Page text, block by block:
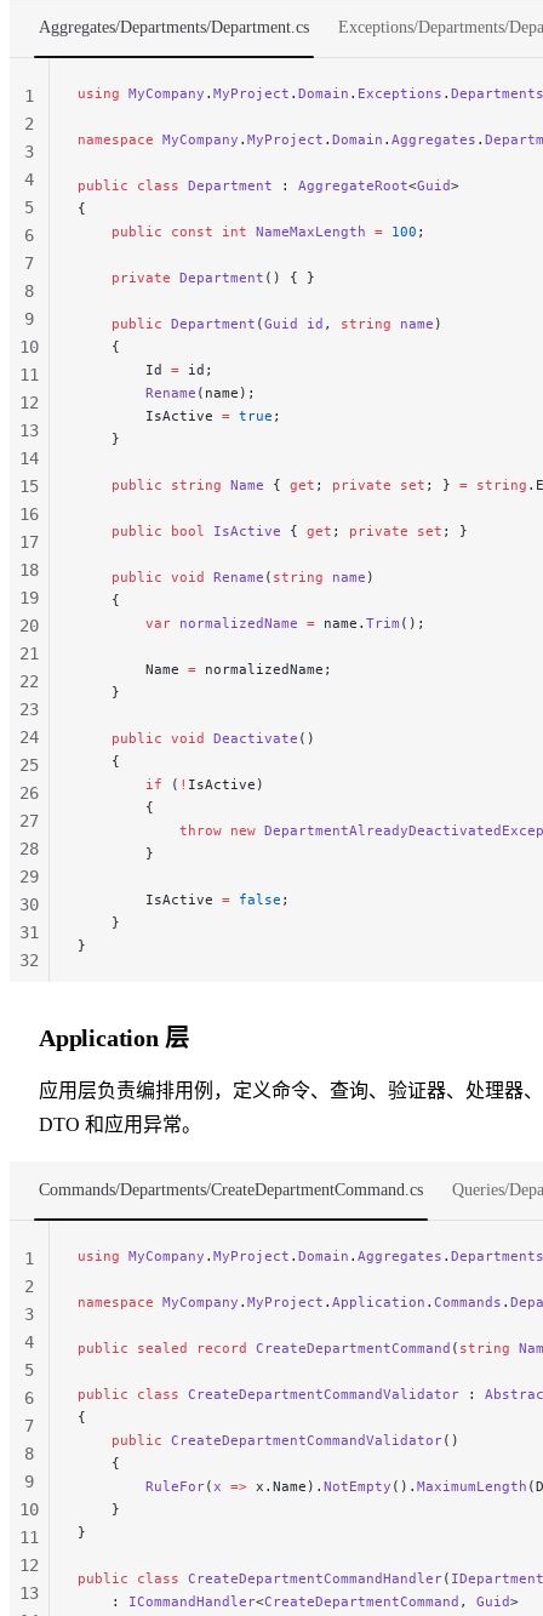
Aggregates/Departments/Department.cs Exceptions/Departments/
using MyCompany . MyProject . Domain . Exceptions . Departments
namespace MyCompany . MyProject . Domain . Aggregates .
public class Department : AggregateRoot<Guid>
{
    public
const int NameMaxLength = 100 ;
    private
Department () { }
    public
Department (Guid id , string name )
    {
        Id
= id;
        Rename
(name);
        IsActive
= true ;
    }
    public
string Name { get ; private set ; } = string
    public
bool IsActive { get ; private set ; }
    public
void Rename ( string name )
    {
        var
normalizedName = name. Trim ();
        Name
= normalizedName;
    }
    public
void Deactivate ()
    {
        if
( ! IsActive)
        {
            throw
new
        }
        IsActive
= false ;
    }
}
1
2
3
4
5
6
7
8
9
10
11
12
13
14
15
16
17
18
19
20
21
22
23
24
25
26
27
28
29
30
31
32
Application 层
应用层负责编排用例，定义命令、查询、验证器、处理器、
DTO 和应用异常。
Commands/Departments/CreateDepartmentCommand.cs Queries/
using MyCompany . MyProject . Domain . Aggregates . Departments
namespace MyCompany . MyProject . Application . Commands .
public sealed record CreateDepartmentCommand ( string
public class CreateDepartmentCommandValidator :
{
    public
CreateDepartmentCommandValidator()
    {
        RuleFor
( x => x.Name). NotEmpty (). MaximumLength
    }
}
public class CreateDepartmentCommandHandler(
    :
ICommandHandler<CreateDepartmentCommand , Guid>
1
2
3
4
5
6
7
8
9
10
11
12
13